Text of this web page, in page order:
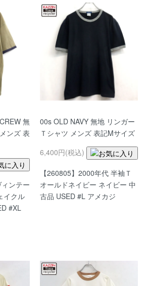
無
ンズ 表
ンテー
イクル
#XL
00s OLD NAVY 無地 リンガー
Ｔシャツ メンズ 表記Mサイズ
6,400円(税込)
【260805】2000年代 半袖Ｔ
オールドネイビー ネイビー 中
古品 USED #L アメカジ